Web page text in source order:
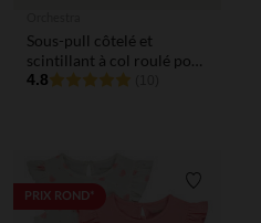
Sous-pull côtelé et
scintillant à col roulé pour
bébé fille
4.8
souhaits
PRIX ROND*